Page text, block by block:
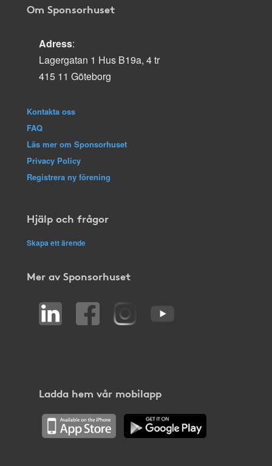
Om Sponsorhuset
Adress:
Lagergatan 1 Hus B19a, 4 tr
415 11 Göteborg
Kontakta oss
FAQ
Läs mer om Sponsorhuset
Privacy Policy
Registrera ny förening
Hjälp och frågor
Skapa ett ärende
Mer av Sponsorhuset
Ladda hem vår mobilapp